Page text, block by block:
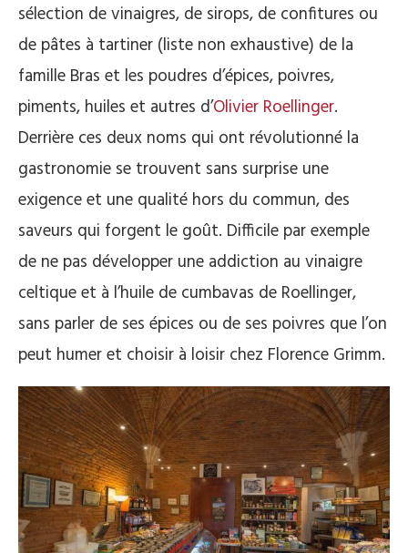
sélection de vinaigres, de sirops, de confitures ou
de pâtes à tartiner (liste non exhaustive) de la
famille Bras et les poudres d’épices, poivres,
piments, huiles et autres d’Olivier Roellinger.
Derrière ces deux noms qui ont révolutionné la
gastronomie se trouvent sans surprise une
exigence et une qualité hors du commun, des
saveurs qui forgent le goût. Difficile par exemple
de ne pas développer une addiction au vinaigre
celtique et à l’huile de cumbavas de Roellinger,
sans parler de ses épices ou de ses poivres que l’on
peut humer et choisir à loisir chez Florence Grimm.